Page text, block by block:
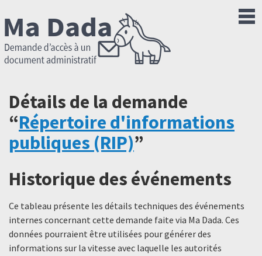
Détails de la demande
“Répertoire d'informations
publiques (RIP)”
Historique des événements
Ce tableau présente les détails techniques des événements
internes concernant cette demande faite via Ma Dada. Ces
données pourraient être utilisées pour générer des
informations sur la vitesse avec laquelle les autorités